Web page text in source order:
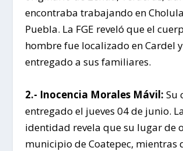
encontraba trabajando en
Puebla. La FGE reveló que el
hombre fue localizado en Cardel
entregado a sus familiares.
2.- Inocencia Morales Mávil: Su
entregado el jueves 04 de junio.
identidad revela que su lugar de
municipio de Coatepec, mientras